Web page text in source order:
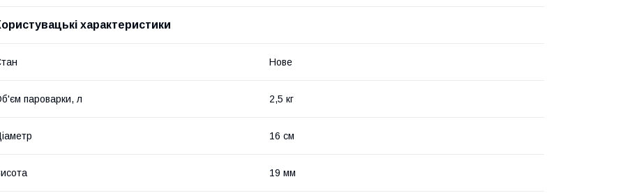
характеристики
Нове
пароварки, л 2,5 кг
16 см
19 мм